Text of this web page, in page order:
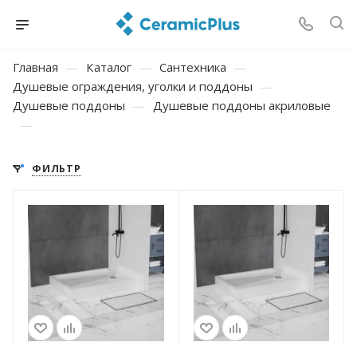
Главная — Каталог — Сантехника —
Душевые ограждения, уголки и поддоны —
Душевые поддоны — Душевые поддоны акриловые
—
ФИЛЬТР